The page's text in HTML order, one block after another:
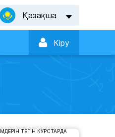
Қазақша
 Кiру